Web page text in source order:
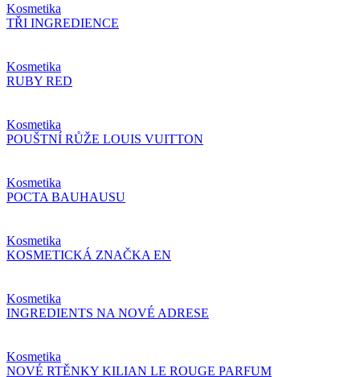
Kosmetika
TŘI INGREDIENCE
Kosmetika
RUBY RED
Kosmetika
POUŠTNÍ RŮŽE LOUIS VUITTON
Kosmetika
POCTA BAUHAUSU
Kosmetika
KOSMETICKÁ ZNAČKA EN
Kosmetika
INGREDIENTS NA NOVÉ ADRESE
Kosmetika
NOVÉ RTĚNKY KILIAN LE ROUGE PARFUM